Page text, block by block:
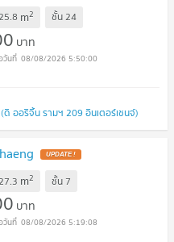
m2 ชั้น24
บาท
08/08/2026 5:50:00
ออริจิ้น รามฯ 209 อินเตอร์เชนจ์)
UPDATE !
m2 ชั้น 7
บาท
08/08/2026 5:19:08